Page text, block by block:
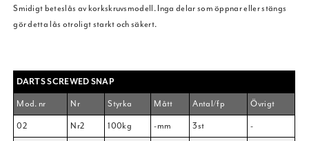
Smidigt beteslås av korkskruvsmodell. Inga delar som öppnar eller stängs
gör detta lås otroligt starkt och säkert.
DARTS SCREWED SNAP
Mod. nr
Nr Styrka Mått Antal/fp
Övrigt
02
Nr2 100kg -mm 3st
-